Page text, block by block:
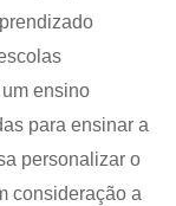
ensino
para ensinar a
personalizar o
consideração a